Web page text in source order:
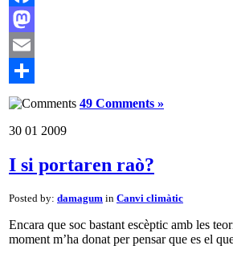
Facebook
Mastodon
Email
Comparteix
49 Comments »
30 01 2009
I si portaren raò?
Posted by: damagum in Canvi climàtic
Encara que soc bastant escèptic amb les
moment m’ha donat per pensar que es el